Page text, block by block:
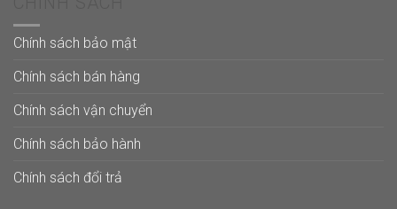
Chính sách bảo mật
Chính sách bán hàng
Chính sách vận chuyển
Chính sách bảo hành
Chính sách đổi trả